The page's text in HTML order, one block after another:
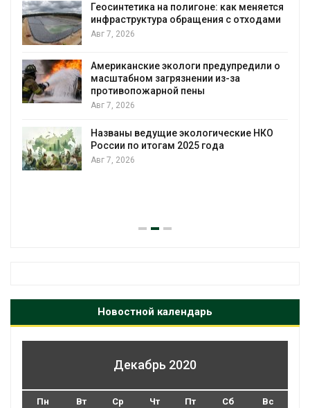
Геосинтетика на полигоне: как меняется
инфраструктура обращения с отходами
Авг 7, 2026
Американские экологи предупредили о
масштабном загрязнении из-за
противопожарной пены
Авг 7, 2026
Названы ведущие экологические НКО
России по итогам 2025 года
Авг 7, 2026
Новостной календарь
Декабрь 2020
Пн Вт Ср Чт Пт Сб Вс